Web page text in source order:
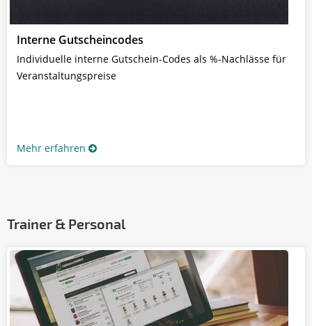
Interne Gutscheincodes
Individuelle interne Gutschein-Codes als %-Nachlässe für
Veranstaltungspreise
Mehr erfahren
Trainer & Personal